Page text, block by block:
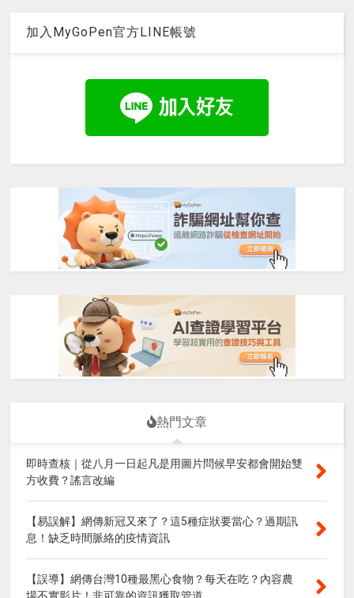
加入MyGoPen官方LINE帳號
熱門文章
即時查核｜從八月一日起凡是用圖片問候早安都會開始雙
方收費？謠言改編
【易誤解】網傳新冠又來了？這5種症狀要當心？過期訊
息！缺乏時間脈絡的疫情資訊
【誤導】網傳台灣10種最黑心食物？每天在吃？內容農